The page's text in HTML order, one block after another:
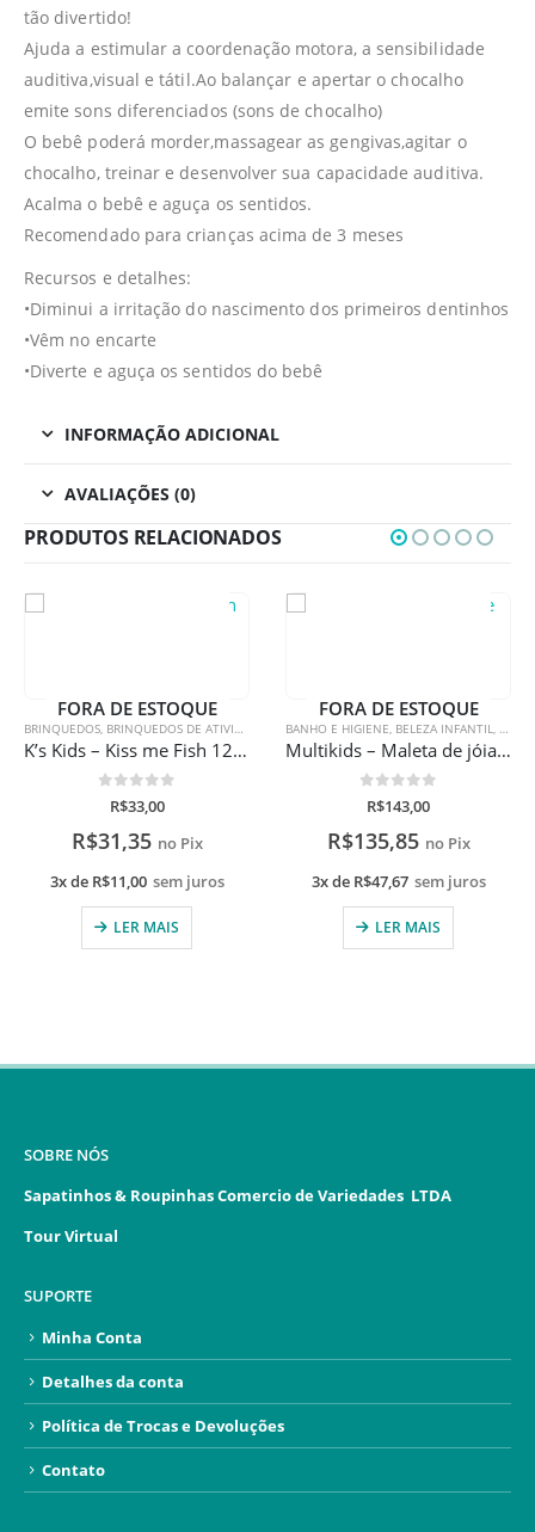
tão divertido!
Ajuda a estimular a coordenação motora, a sensibilidade
auditiva,visual e tátil.Ao balançar e apertar o chocalho
emite sons diferenciados (sons de chocalho)
O bebê poderá morder,massagear as gengivas,agitar o
chocalho, treinar e desenvolver sua capacidade auditiva.
Acalma o bebê e aguça os sentidos.
Recomendado para crianças acima de 3 meses
Recursos e detalhes:
•Diminui a irritação do nascimento dos primeiros dentinhos
•Vêm no encarte
•Diverte e aguça os sentidos do bebê
INFORMAÇÃO ADICIONAL
AVALIAÇÕES (0)
PRODUTOS RELACIONADOS
DE ATIVIDADES
K’s Kids – Kiss me Fish 12-18M
sem juros
FORA DE ESTOQUE
BANHO E HIGIENE, BELEZA INFANTIL ,BRINQUEDOS,BRINQUEDOS DE
Multikids – Maleta de jóias Peppa Pig
R$135,85
3x deR$47,67 sem juros
FORA DE
BRINQUEDOS,
R$161,50
3x deR$56,67
SOBRE NÓS
Sapatinhos & Roupinhas Comercio de Variedades LTDA
Tour Virtual
SUPORTE
Minha Conta
Detalhes da conta
Política de Trocas e Devoluções
Contato